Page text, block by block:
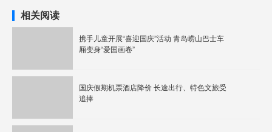
相关阅读
携手儿童开展“喜迎国庆”活动 青岛崂山巴士车
厢变身“爱国画卷”
国庆假期机票酒店降价 长途出行、特色文旅受
追捧